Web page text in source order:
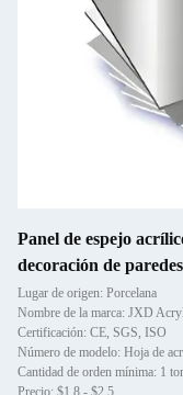
Panel de espejo
decoración de paredes
Lugar de origen: Porcelana
Nombre de la marca: JXD
Certificación: CE, SGS, ISO
Número de modelo: Hoja de
Cantidad de orden mínima: 1
Precio: $1.8 - $2.5